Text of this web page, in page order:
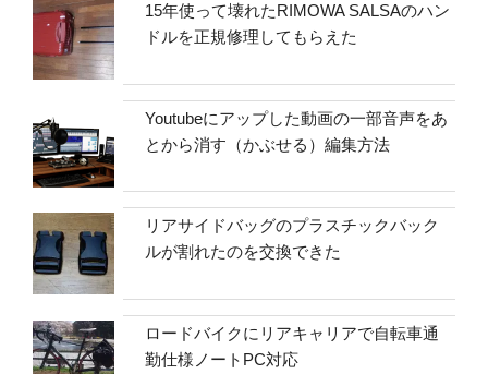
15年使って壊れたRIMOWA SALSAのハン
ドルを正規修理してもらえた
Youtubeにアップした動画の一部音声をあ
とから消す（かぶせる）編集方法
リアサイドバッグのプラスチックバック
ルが割れたのを交換できた
ロードバイクにリアキャリアで自転車通
勤仕様ノートPC対応